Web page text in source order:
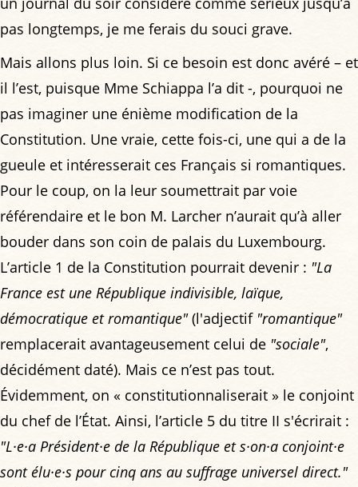
pas longtemps, je me ferais du souci grave.
Mais allons plus loin. Si ce besoin est donc avéré – et
il l’est, puisque Mme Schiappa l’a dit -, pourquoi ne
pas imaginer une énième modification de la
Constitution. Une vraie, cette fois-ci, une qui a de la
gueule et intéresserait ces Français si romantiques.
Pour le coup, on la leur soumettrait par voie
référendaire et le bon M. Larcher n’aurait qu’à aller
bouder dans son coin de palais du Luxembourg.
L’article 1 de la Constitution pourrait devenir : "La
France est une République indivisible, laïque,
démocratique et romantique"(l'adjectif "romantique"
remplacerait avantageusement celui de "sociale",
décidément daté). Mais ce n’est pas tout.
Évidemment, on « constitutionnaliserait » le conjoint
du chef de l’État. Ainsi, l’article 5 du titre II s'écrirait :
"L·e·a Président·e de la République et s·on·a conjoint·e
sont élu·e·s pour cinq ans au suffrage universel direct."